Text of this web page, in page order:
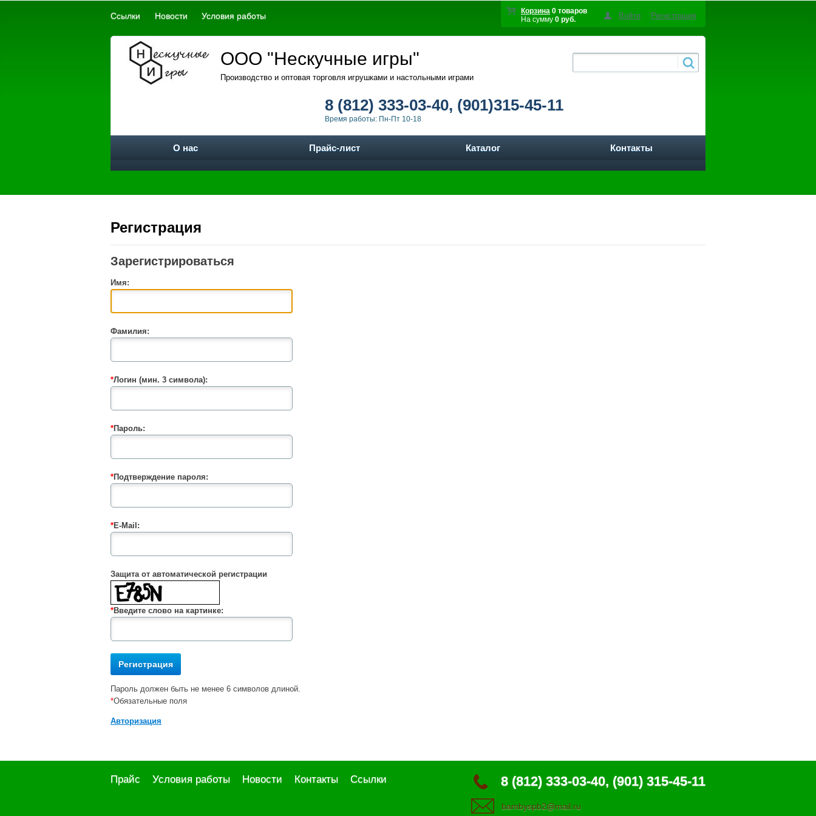
Корзина 0 товаров
На сумму 0 руб. Войти Регистрация
Ссылки Новости Условия работы
ООО "Нескучные игры"
Производство и оптовая торговля игрушками и настольными играми
8 (812) 333-03-40, (901)315-45-11
Время работы: Пн-Пт 10-18
О нас Прайс-лист Каталог Контакты
Регистрация
Зарегистрироваться
Имя:
Фамилия:
*Логин (мин. 3 символа):
*Пароль:
*Подтверждение пароля:
*E-Mail:
Защита от автоматической регистрации
*Введите слово на картинке:
Пароль должен быть не менее 6 символов длиной.
*Обязательные поля
Авторизация
8 (812) 333-03-40, (901) 315-45-11
bambyspb2@mail.ru
Прайс Условия работы Новости Контакты Ссылки